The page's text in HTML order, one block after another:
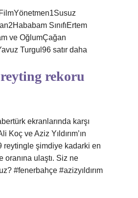
SınıfıErtem
ve OğlumÇağan
Turgul96 satır daha
rekoru
ekranlarında karşı
Koç ve Aziz Yıldırım’ın
reytingle şimdiye kadarki en
oranına ulaştı. Siz ne
#fenerbahçe #azizyıldırım